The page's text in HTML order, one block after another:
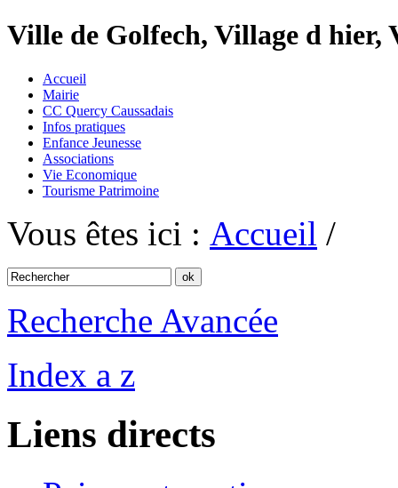
Ville de Golfech, Village d
Accueil
Mairie
CC Quercy Caussadais
Infos pratiques
Enfance Jeunesse
Associations
Vie Economique
Tourisme Patrimoine
Vous êtes ici : Accueil /
Recherche Avancée
Index a z
Liens directs